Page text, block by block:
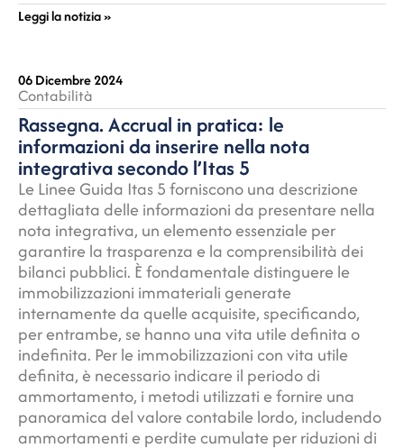
Leggi la notizia »
06 Dicembre 2024
Contabilità
Rassegna. Accrual in pratica: le
informazioni da inserire nella nota
integrativa secondo l’Itas 5
Le Linee Guida Itas 5 forniscono una descrizione
dettagliata delle informazioni da presentare nella
nota integrativa, un elemento essenziale per
garantire la trasparenza e la comprensibilità dei
bilanci pubblici. È fondamentale distinguere le
immobilizzazioni immateriali generate
internamente da quelle acquisite, specificando,
per entrambe, se hanno una vita utile definita o
indefinita. Per le immobilizzazioni con vita utile
definita, è necessario indicare il periodo di
ammortamento, i metodi utilizzati e fornire una
panoramica del valore contabile lordo, includendo
ammortamenti e perdite cumulate per riduzioni di